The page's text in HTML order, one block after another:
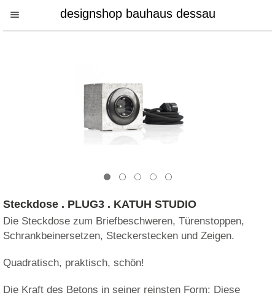
designshop bauhaus dessau
Steckdose . PLUG3 . KATUH STUDIO
Die Steckdose zum Briefbeschweren, Türenstoppen,
Schrankbeinersetzen, Steckerstecken und Zeigen.
Quadratisch, praktisch, schön!
Die Kraft des Betons in seiner reinsten Form: Diese